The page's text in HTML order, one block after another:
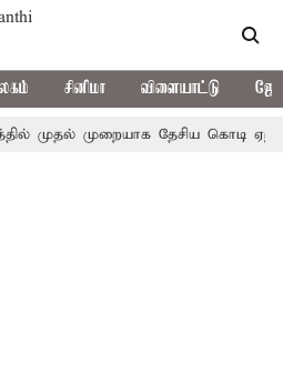
சினிமா விளையாட்டு
முறையாக தேசிய கொடி